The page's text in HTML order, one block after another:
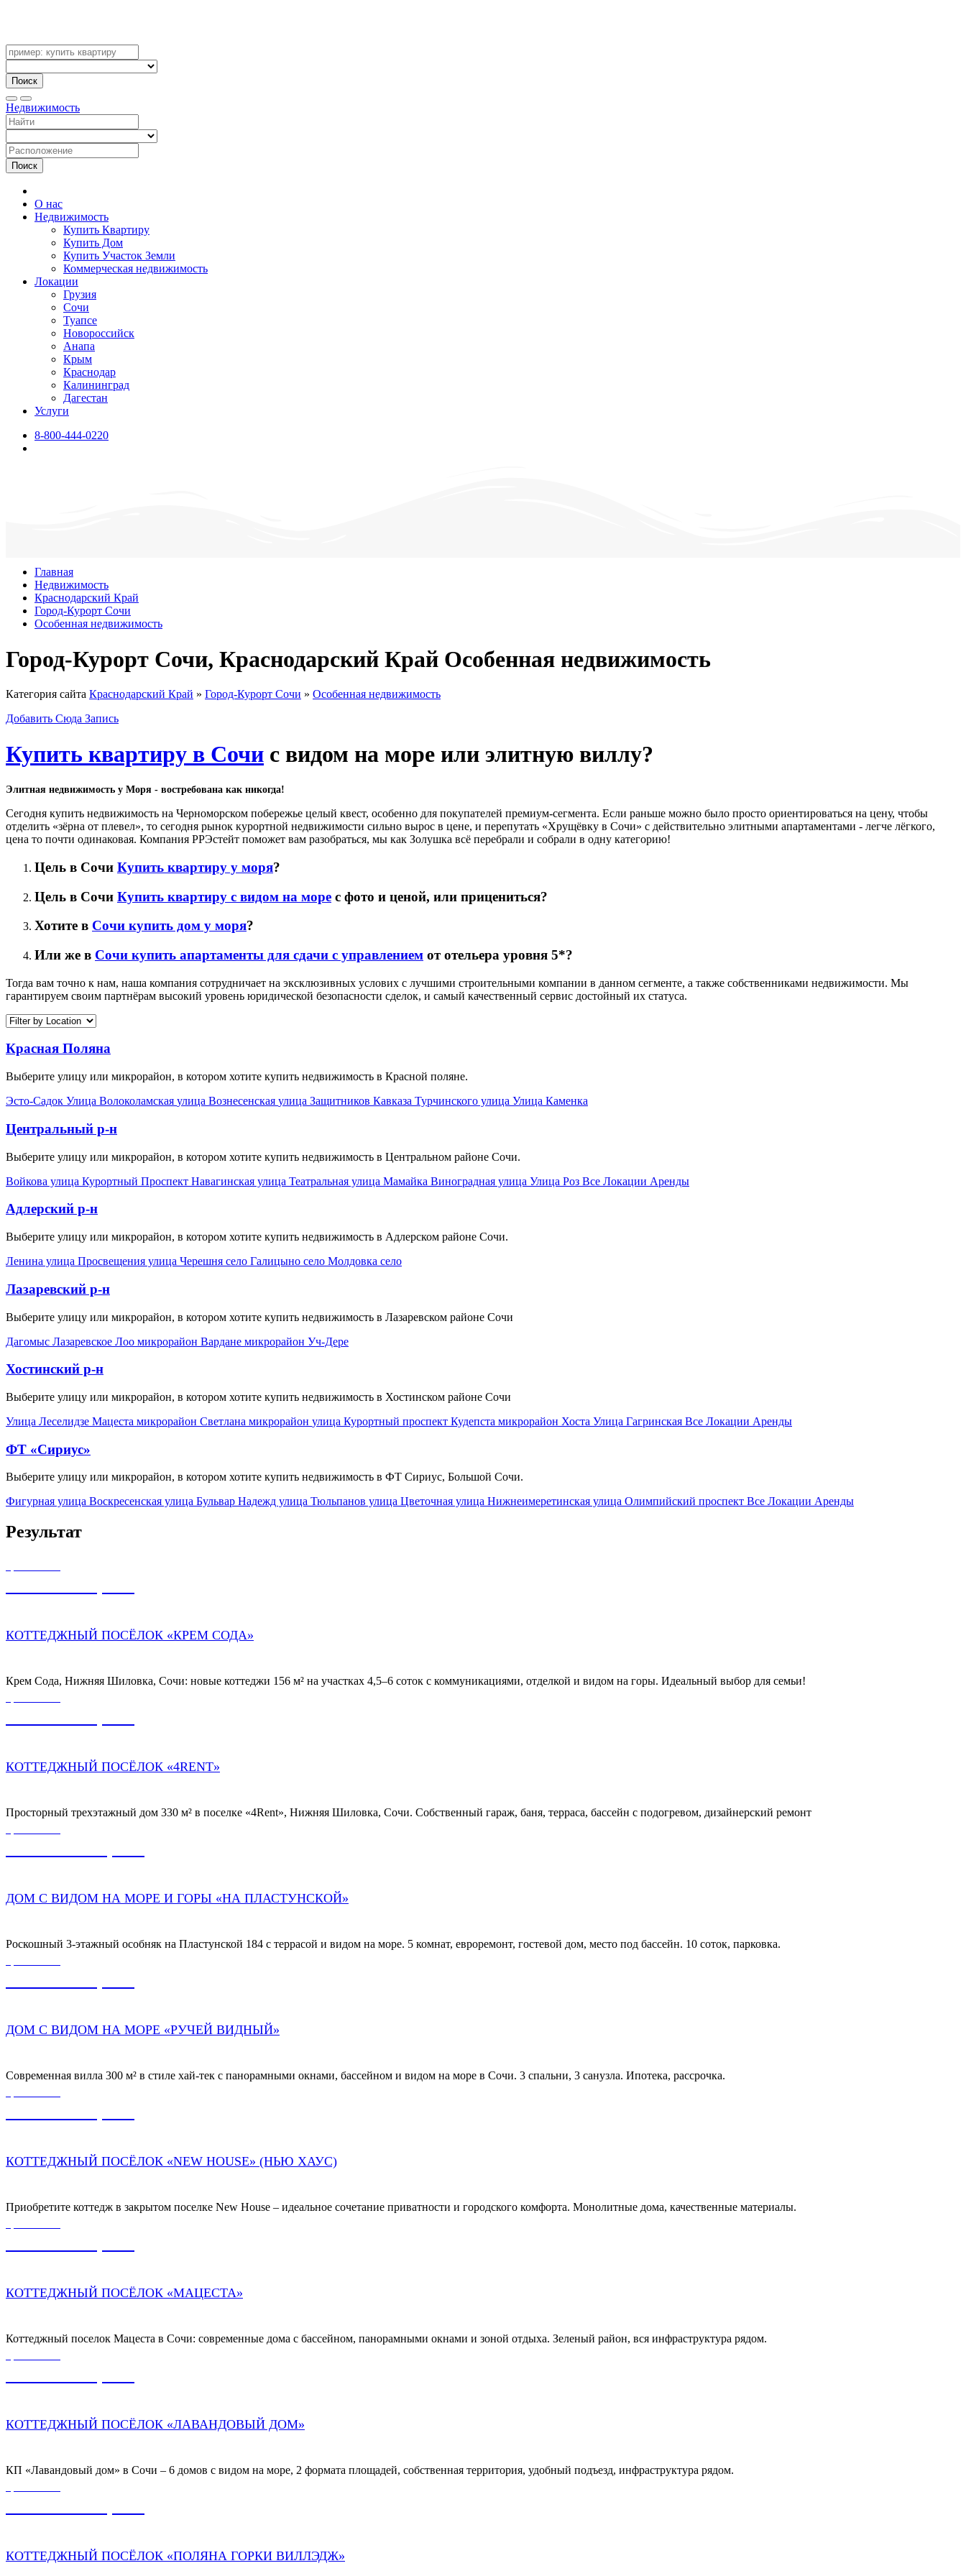
Поиск
Недвижимость
Поиск
О нас
Недвижимость
Купить Квартиру
Купить Дом
Купить Участок Земли
Коммерческая недвижимость
Локации
Грузия
Сочи
Туапсе
Новороссийск
Анапа
Крым
Краснодар
Калининград
Дагестан
Услуги
8-800-444-0220
Главная
Недвижимость
Краснодарский Край
Город-Курорт Сочи
Особенная недвижимость
Город-Курорт Сочи, Краснодарский Край Особенная недвижимость
Категория сайта Краснодарский Край » Город-Курорт Сочи » Особенная недвижимость
Добавить Сюда Запись
Купить квартиру в Сочи с видом на море или элитную виллу?
Элитная недвижимость у Моря - востребована как никогда!
Сегодня купить недвижимость на Черноморском побережье целый квест, особенно для покупателей премиум-сегмента. Если раньше можно было просто ориентироваться на цену, чтобы
отделить «зёрна от плевел», то сегодня рынок курортной недвижимости сильно вырос в цене, и перепутать «Хрущёвку в Сочи» с действительно элитными апартаментами - легче лёгкого,
цена то почти одинаковая. Компания РРЭстейт поможет вам разобраться, мы как Золушка всё перебрали и собрали в одну категорию!
Цель в Сочи Купить квартиру у моря?
Цель в Сочи Купить квартиру с видом на море с фото и ценой, или прицениться?
Хотите в Сочи купить дом у моря?
Или же в Сочи купить апартаменты для сдачи с управлением от отельера уровня 5*?
Тогда вам точно к нам, наша компания сотрудничает на эксклюзивных услових с лучшими строительными компании в данном сегменте, а также собственниками недвижимости. Мы
гарантируем своим партнёрам высокий уровень юридической безопасности сделок, и самый качественный сервис достойный их статуса.
Красная Поляна
Выберите улицу или микрорайон, в котором хотите купить недвижимость в Красной поляне.
Эсто-Садок Улица Волоколамская улица Вознесенская улица Защитников Кавказа Турчинского улица Улица Каменка
Центральный р-н
Выберите улицу или микрорайон, в котором хотите купить недвижимость в Центральном районе Сочи.
Войкова улица Курортный Проспект Навагинская улица Театральная улица Мамайка Виноградная улица Улица Роз Все Локации Аренды
Адлерский р-н
Выберите улицу или микрорайон, в котором хотите купить недвижимость в Адлерском районе Сочи.
Ленина улица Просвещения улица Черешня село Галицыно село Молдовка село
Лазаревский р-н
Выберите улицу или микрорайон, в котором хотите купить недвижимость в Лазаревском районе Сочи
Дагомыс Лазаревское Лоо микрорайон Вардане микрорайон Уч-Дере
Хостинский р-н
Выберите улицу или микрорайон, в котором хотите купить недвижимость в Хостинском районе Сочи
Улица Леселидзе Мацеста микрорайон Светлана микрорайон улица Курортный проспект Кудепста микрорайон Хоста Улица Гагринская Все Локации Аренды
ФТ «Сириус»
Выберите улицу или микрорайон, в котором хотите купить недвижимость в ФТ Сириус, Большой Сочи.
Фигурная улица Воскресенская улица Бульвар Надежд улица Тюльпанов улица Цветочная улица Нижнеимеретинская улица Олимпийский проспект Все Локации Аренды
Результат
КОТТЕДЖНЫЙ ПОСЁЛОК «КРЕМ СОДА»
Крем Сода, Нижняя Шиловка, Сочи: новые коттеджи 156 м² на участках 4,5–6 соток с коммуникациями, отделкой и видом на горы. Идеальный выбор для семьи!
КОТТЕДЖНЫЙ ПОСЁЛОК «4RENT»
Просторный трехэтажный дом 330 м² в поселке «4Rent», Нижняя Шиловка, Сочи. Собственный гараж, баня, терраса, бассейн с подогревом, дизайнерский ремонт
ДОМ С ВИДОМ НА МОРЕ И ГОРЫ «НА ПЛАСТУНСКОЙ»
Роскошный 3-этажный особняк на Пластунской 184 с террасой и видом на море. 5 комнат, евроремонт, гостевой дом, место под бассейн. 10 соток, парковка.
ДОМ С ВИДОМ НА МОРЕ «РУЧЕЙ ВИДНЫЙ»
Современная вилла 300 м² в стиле хай-тек с панорамными окнами, бассейном и видом на море в Сочи. 3 спальни, 3 санузла. Ипотека, рассрочка.
КОТТЕДЖНЫЙ ПОСЁЛОК «NEW HOUSE» (НЬЮ ХАУС)
Приобретите коттедж в закрытом поселке New House – идеальное сочетание приватности и городского комфорта. Монолитные дома, качественные материалы.
КОТТЕДЖНЫЙ ПОСЁЛОК «МАЦЕСТА»
Коттеджный поселок Мацеста в Сочи: современные дома с бассейном, панорамными окнами и зоной отдыха. Зеленый район, вся инфраструктура рядом.
КОТТЕДЖНЫЙ ПОСЁЛОК «ЛАВАНДОВЫЙ ДОМ»
КП «Лавандовый дом» в Сочи – 6 домов с видом на море, 2 формата площадей, собственная территория, удобный подъезд, инфраструктура рядом.
КОТТЕДЖНЫЙ ПОСЁЛОК «ПОЛЯНА ГОРКИ ВИЛЛЭДЖ»